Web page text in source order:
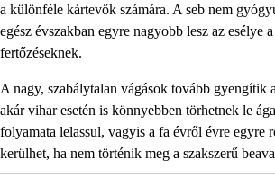
a különféle kártevők számára. A seb nem
egész évszakban egyre nagyobb lesz az esélye
fertőzéseknek.
A nagy, szabálytalan vágások tovább gyengítik
akár vihar esetén is könnyebben törhetnek le
folyamata lelassul, vagyis a fa évről évre egyre
kerülhet, ha nem történik meg a szakszerű